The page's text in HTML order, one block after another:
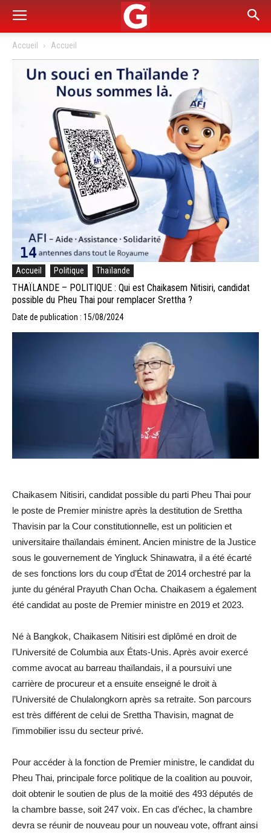
Accueil Accueil
Accueil Politique Thaïlande
THAÏLANDE – POLITIQUE : Qui est Chaikasem Nitisiri, candidat
possible du Pheu Thai pour remplacer Srettha ?
Date de publication : 15/08/2024
Chaikasem Nitisiri, candidat possible du parti Pheu Thai pour
le poste de Premier ministre après la destitution de Srettha
Thavisin par la Cour constitutionnelle, est un politicien et
universitaire thaïlandais éminent. Ancien ministre de la Justice
sous le gouvernement de Yingluck Shinawatra, il a été écarté
de ses fonctions lors du coup d’État de 2014 orchestré par la
junte du général Prayuth Chan Ocha. Chaikasem a également
été candidat au poste de Premier ministre en 2019 et 2023.
Né à Bangkok, Chaikasem Nitisiri est diplômé en droit de
l’Université de Columbia aux États-Unis. Après avoir exercé
comme avocat au barreau thaïlandais, il a poursuivi une
carrière de procureur et a ensuite enseigné le droit à
l’Université de Chulalongkorn après sa retraite. Son parcours
est très différent de celui de Srettha Thavisin, magnat de
l’immobilier issu du secteur privé.
Pour accéder à la fonction de Premier ministre, le candidat du
Pheu Thai, principale force politique de la coalition au pouvoir,
doit obtenir le soutien de plus de la moitié des 493 députés de
la chambre basse, soit 247 voix. En cas d’échec, la chambre
devra se réunir de nouveau pour un nouveau vote, offrant ainsi